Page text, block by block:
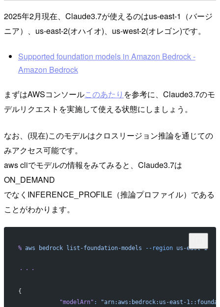
2025年2月現在、Claude3.7が使えるのはus-east-1（バージ
ニア）、us-east-2(オハイオ)、us-west-2(オレゴン)です。
Supported foundation models in Amazon Bedrock -
Amazon Bedrock
まずはAWSコンソールこのあたり を参考に、Claude3.7のモ
デルリクエストを実施して使える状態にしましょう。
なお、(現在)このモデルはクロスリージョン推論を通じての
みアクセス可能です。
aws cliでモデルの情報をみてみると、Claude3.7は
ON_DEMAND
でなくINFERENCE_PROFILE（推論プロファイル）である
ことがわかります。
% aws bedrock list-foundation-models --region us-east-1
・・・
{
            "modelArn"
:
"arn:aws:bedrock:us-east-